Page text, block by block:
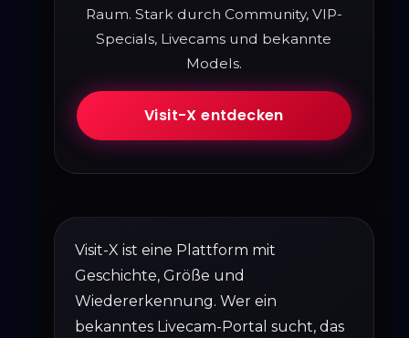
Raum. Stark durch Community, VIP-
Specials, Livecams und bekannte
Models.
Visit-X entdecken
Visit-X ist eine Plattform mit
Geschichte, Größe und
Wiedererkennung. Wer ein
bekanntes Livecam-Portal sucht, das